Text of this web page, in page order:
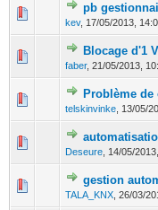
pb
kev, 17/05/2013,
0 Votes -
Blocage d'1
faber, 21/05/2013,
0 Votes -
Problème
telskinvinke 13/05/
0 Votes -
Deseure 14/05/
0 Votes -
gestion
TALA_KNX 26/03/
0 Votes -